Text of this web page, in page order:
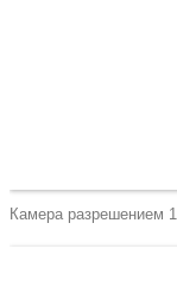
Камера разрешением